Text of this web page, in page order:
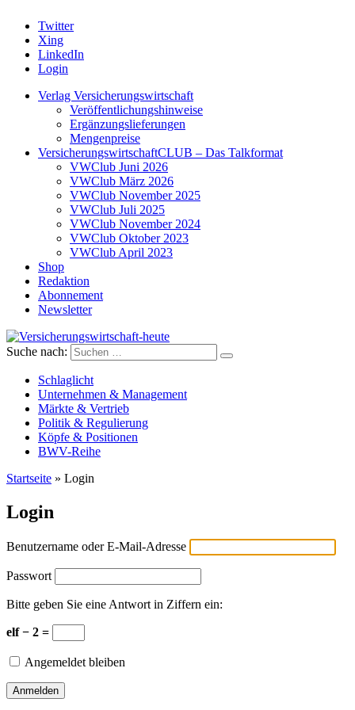
Twitter
Xing
LinkedIn
Login
Verlag Versicherungswirtschaft
Veröffentlichungshinweise
Ergänzungslieferungen
Mengenpreise
VersicherungswirtschaftCLUB – Das Talkformat
VWClub Juni 2026
VWClub März 2026
VWClub November 2025
VWClub Juli 2025
VWClub November 2024
VWClub Oktober 2023
VWClub April 2023
Shop
Redaktion
Abonnement
Newsletter
Versicherungswirtschaft-heute
Suche nach:
Schlaglicht
Unternehmen & Management
Märkte & Vertrieb
Politik & Regulierung
Köpfe & Positionen
BWV-Reihe
Startseite » Login
Login
Benutzername oder E-Mail-Adresse
Passwort
Bitte geben Sie eine Antwort in Ziffern ein:
elf − 2 =
Angemeldet bleiben